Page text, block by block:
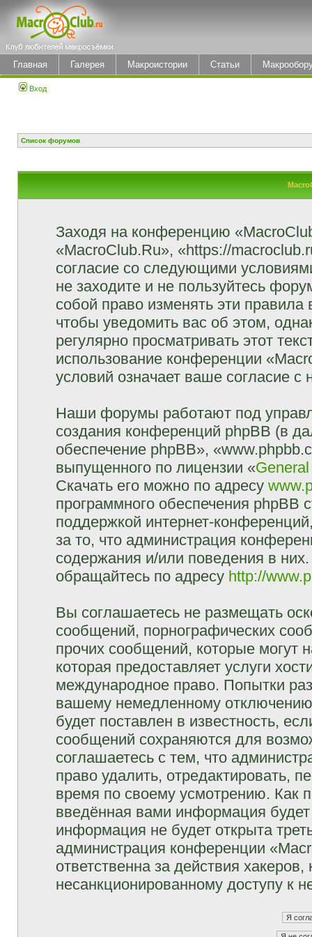
Главная Галерея Макроистории Статьи
Вход
Список форумов
Заходя на конференцию
«MacroClub.Ru», «https://
согласие со следующими
не заходите и не пользуйтесь
собой право изменять эти
чтобы уведомить вас об этом,
регулярно просматривать этот
использование конференции
условий означает ваше согласие с
Наши форумы работают под
создания конференций phpBB (в
обеспечение phpBB»,
выпущенного по лицензии «
Скачать его можно по адресу
программного обеспечения phpBB
поддержкой интернет-
за то, что администрация
содержания и/или поведения в
обращайтесь по адресу http://
Вы соглашаетесь не размещать
сообщений, порнографических
прочих сообщений, которые могут
которая предоставляет услуги
международное право. Попытки
вашему немедленному
будет поставлен в известность,
сообщений сохраняются для
соглашаетесь с тем, что
право удалить, отредактировать,
время по своему усмотрению. Как
введённая вами информация
информация не будет открыта
администрация конференции
ответственна за действия
несанкционированному доступу к